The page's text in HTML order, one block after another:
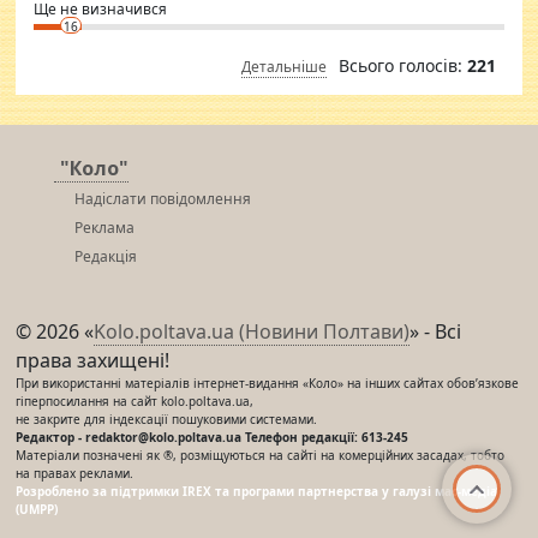
Ще не визначився
16
Детальніше Всього голосів: 221
"Коло"
Надіслати повідомлення
Реклама
Редакція
© 2026 «Kolo.poltava.ua (Новини Полтави)» - Всі
права захищені!
При використанні матеріалів інтернет-видання «Коло» на інших сайтах обов’язкове
гіперпосилання на сайт kolo.poltava.ua,
не закрите для індексації пошуковими системами.
Редактор - redaktor@kolo.poltava.ua Телефон редакції: 613-245
Матеріали позначені як ®, розміщуються на сайті на комерційних засадах, тобто
на правах реклами.
Розроблено за підтримки IREX та програми партнерства у галузі мас-медіа
(UMPP)